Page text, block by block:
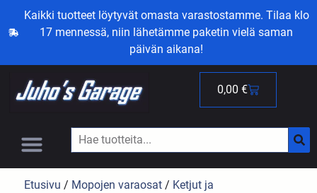
Kaikki tuotteet löytyvät omasta varastostamme. Tilaa klo
17 mennessä, niin lähetämme paketin vielä saman
päivän aikana!
0,00 €
Etusivu / Mopojen varaosat / Ketjut ja